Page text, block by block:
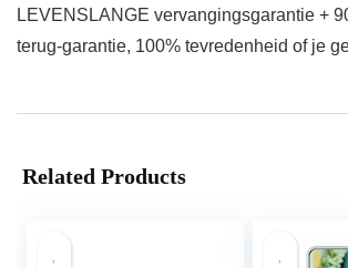
LEVENSLANGE vervangingsgarantie +
terug-garantie, 100% tevredenheid of je
Related Products